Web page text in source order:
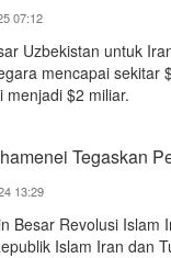
07:12
Uzbekistan untuk
mencapai sekitar
menjadi $2 miliar.
Tegaskan
13:29
Besar Revolusi Islam
Islam Iran dan